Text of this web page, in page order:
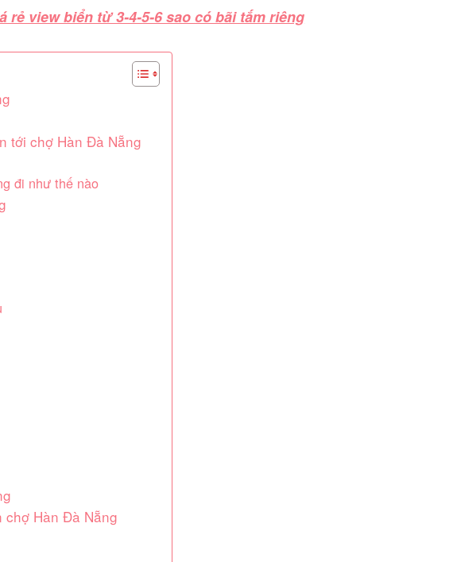
rẻ view biển từ 3-4-5-6 sao có bãi tắm riêng
tới chợ Hàn Đà Nẵng
đi như thế nào
Hàn Đà Nẵng